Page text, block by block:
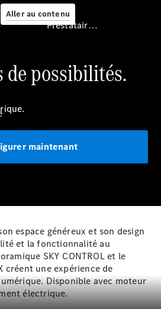
Aller au contenu
Prestataire / Protection des données
de possibilités.
maintenant
espace généreux et son design
et la fonctionnalité au
SKY CONTROL et le
créent une expérience de
Disponible avec moteur
électrique.